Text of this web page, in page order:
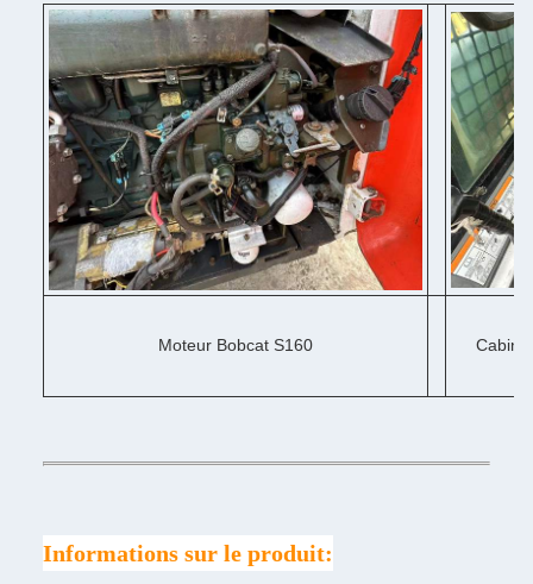
Moteur Bobcat S160
Informations sur le produit: